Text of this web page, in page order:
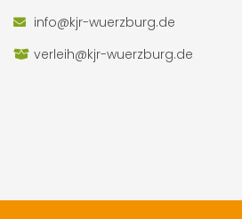
info@kjr-wuerzburg.de
verleih@kjr-wuerzburg.de